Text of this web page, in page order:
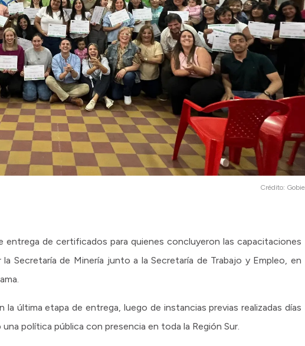
Crédito:
de certificados para quienes concluyeron las capacitaciones
Secretaría de Minería junto a la Secretaría de Trabajo y Empleo, en
última etapa de entrega, luego de instancias previas realizadas días
política pública con presencia en toda la Región Sur.